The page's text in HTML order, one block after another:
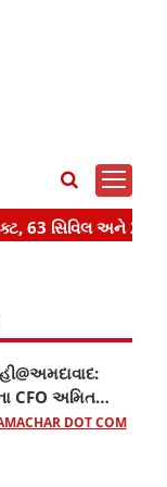
CFO અમિત
હજારની લાંચ
DOT COM